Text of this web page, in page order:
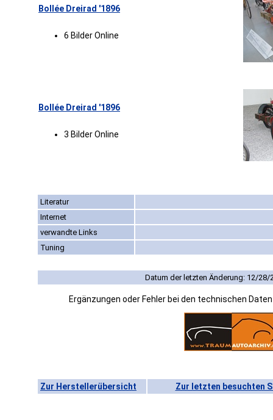
Bollée Dreirad '1896
6 Bilder Online
Bollée Dreirad '1896
3 Bilder Online
Literatur
Internet
verwandte Links
Tuning
Datum der letzten Änderung: 12/28/
Ergänzungen oder Fehler bei den technischen
Zur Herstellerübersicht Zur letzten besuchten